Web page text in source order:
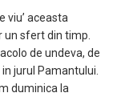
viu’ aceasta
un sfert din timp.
de undeva, de
jurul Pamantului.
duminica la